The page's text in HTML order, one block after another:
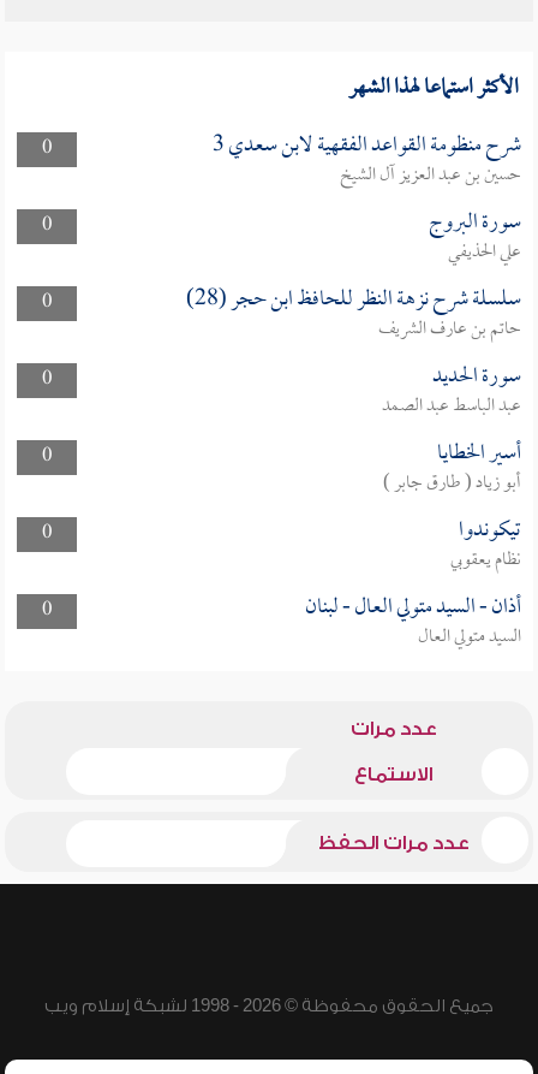
الأكثر استماعا لهذا الشهر
0 شرح منظومة القواعد الفقهية لابن سعدي 3
حسين بن عبد العزيز آل الشيخ
0
سورة البروج
علي الحذيفي
0
سلسلة شرح نزهة النظر للحافظ ابن حجر (28)
حاتم بن عارف الشريف
0
سورة الحديد
عبد الباسط عبد الصمد
0
أسير الخطايا
أبو زياد ( طارق جابر )
0
تيكوندوا
نظام يعقوبي
0
أذان - السيد متولي العال - لبنان
السيد متولي العال
عدد مرات
الاستماع
عدد مرات الحفظ
جميع الحقوق محفوظة © 2026 - 1998 لشبكة إسلام ويب